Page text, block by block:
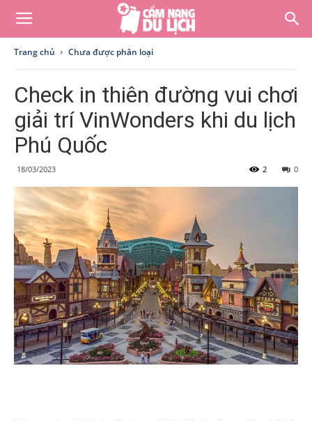
Trang chủ Chưa được phân loại
Check in thiên đường vui chơi
giải trí VinWonders khi du lịch
Phú Quốc
18/03/2023 0
2